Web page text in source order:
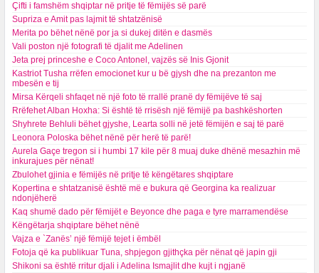
Çifti i famshëm shqiptar në pritje të fëmijës së parë
Supriza e Amit pas lajmit të shtatzënisë
Merita po bëhet nënë por ja si dukej ditën e dasmës
Vali poston një fotografi të djalit me Adelinen
Jeta prej princeshe e Coco Antonel, vajzës së Inis Gjonit
Kastriot Tusha rrëfen emocionet kur u bë gjysh dhe na prezanton me
mbesën e tij
Mirsa Kërqeli shfaqet në një foto të rrallë pranë dy fëmijëve të saj
Rrëfehet Alban Hoxha: Si është të rrisësh një fëmijë pa bashkëshorten
Shyhrete Behluli bëhet gjyshe, Learta solli në jetë fëmijën e saj të parë
Leonora Poloska bëhet nënë për herë të parë!
Aurela Gaçe tregon si i humbi 17 kile për 8 muaj duke dhënë mesazhin më
inkurajues për nënat!
Zbulohet gjinia e fëmijës në pritje të këngëtares shqiptare
Kopertina e shtatzanisë është më e bukura që Georgina ka realizuar
ndonjëherë
Kaq shumë dado për fëmijët e Beyonce dhe paga e tyre marramendëse
Këngëtarja shqiptare bëhet nënë
Vajza e `Zanës’ një fëmijë tejet i ëmbël
Fotoja që ka publikuar Tuna, shpjegon gjithçka për nënat që japin gji
Shikoni sa është rritur djali i Adelina Ismajlit dhe kujt i ngjanë